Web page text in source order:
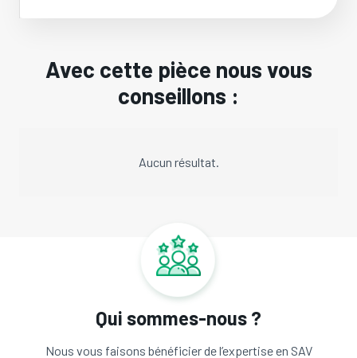
Avec cette pièce nous vous
conseillons :
Aucun résultat.
Qui sommes-nous ?
Nous vous faisons bénéficier de l’expertise en SAV